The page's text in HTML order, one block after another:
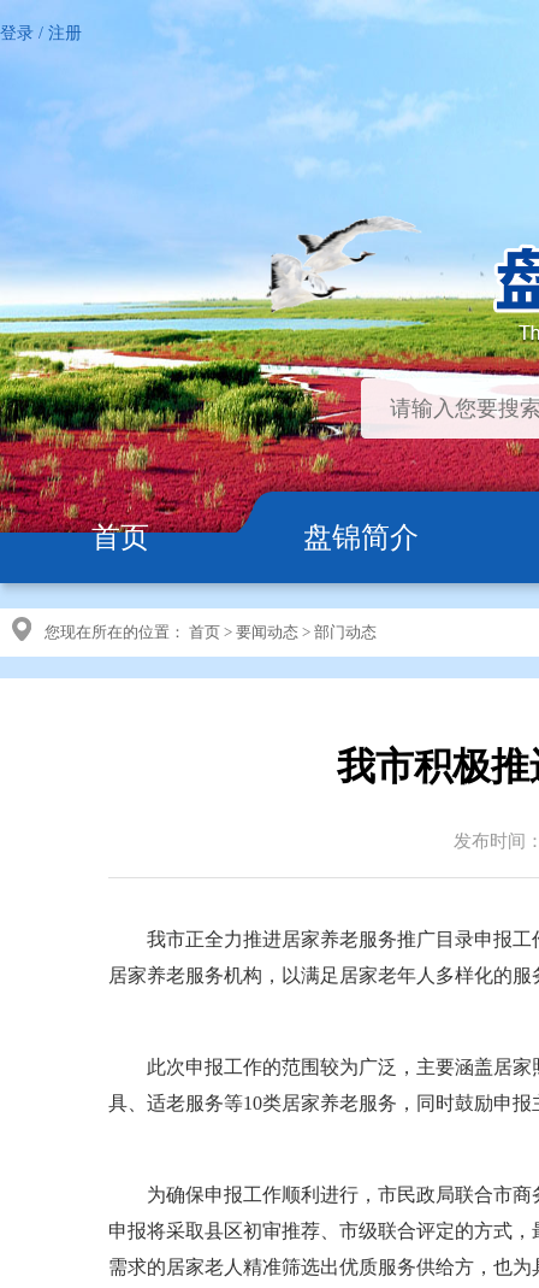
登录 / 注册
首页 盘锦简介
您现在所在的位置： 首页 > 要闻动态 > 部门动态
我市积极
发布时间
我市正全力推进居家养老服务推广目录申报工
居家养老服务机构，以满足居家老年人多样化的服
此次申报工作的范围较为广泛，主要涵盖居家
具、适老服务等10类居家养老服务，同时鼓励申
为确保申报工作顺利进行，市民政局联合市商
申报将采取县区初审推荐、市级联合评定的方式
需求的居家老人精准筛选出优质服务供给方，也